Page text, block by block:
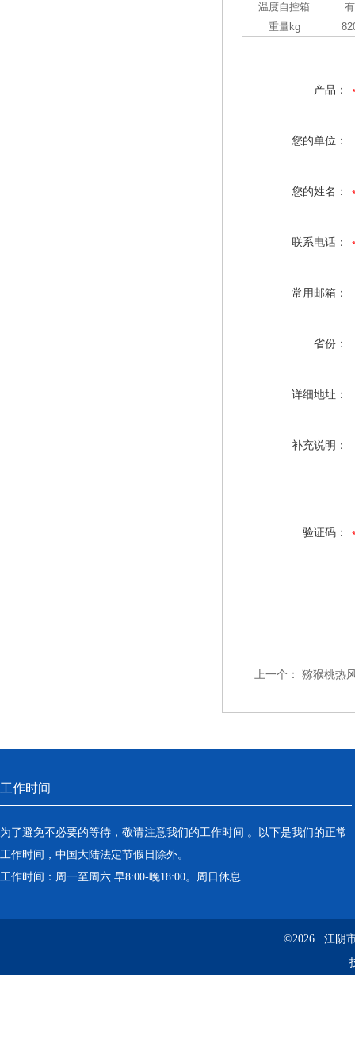
温度自控箱
有
重量kg
产品：
您的单位：
您的姓名：
联系电话：
常用邮箱：
省份：
详细地址：
补充说明：
验证码：
上一个： 猕猴桃热
工作时间
为了避免不必要的等待，敬请注意我们的工作时间 。以下是我们的正常
工作时间，中国大陆法定节假日除外。
工作时间：周一至周六 早8:00-晚18:00。周日休息
©2026 江阴